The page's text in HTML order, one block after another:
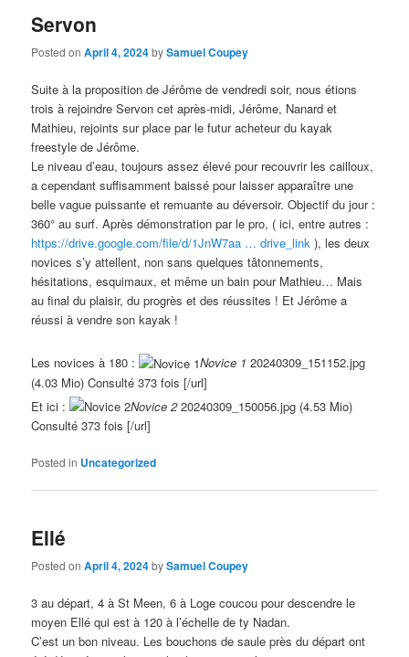
Servon
Posted onApril 4, 2024bySamuel Coupey
Suite à la proposition de Jérôme de vendredi soir, nous étions
trois à rejoindre Servon cet après-midi, Jérôme, Nanard et
Mathieu, rejoints sur place par le futur acheteur du kayak
freestyle de Jérôme.
Le niveau d’eau, toujours assez élevé pour recouvrir les cailloux,
a cependant suffisamment baissé pour laisser apparaître une
belle vague puissante et remuante au déversoir. Objectif du jour :
360° au surf. Après démonstration par le pro, ( ici, entre autres :
https://drive.google.com/file/d/1JnW7aa … drive_link ), les deux
novices s’y attellent, non sans quelques tâtonnements,
hésitations, esquimaux, et même un bain pour Mathieu… Mais
au final du plaisir, du progrès et des réussites ! Et Jérôme a
réussi à vendre son kayak !
Les novices à 180 : Novice 1 20240309_151152.jpg
(4.03 Mio) Consulté 373 fois [/url]
Et ici :
Novice 220240309_150056.jpg (4.53 Mio)
Consulté 373 fois [/url]
Posted in Uncategorized
Ellé
Posted onApril 4, 2024bySamuel Coupey
3 au départ, 4 à St Meen, 6 à Loge coucou pour descendre le
moyen Ellé qui est à 120 à l’échelle de ty Nadan.
C’est un bon niveau. Les bouchons de saule près du départ ont